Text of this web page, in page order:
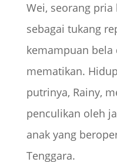
Wei, seorang
sebagai tukang
kemampuan
mematikan.
putrinya, Rainy,
penculikan oleh
anak yang
Tenggara.